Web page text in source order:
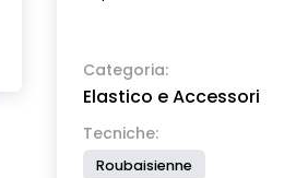
Categoria:
Elastico e Accessori
Tecniche:
Roubaisienne